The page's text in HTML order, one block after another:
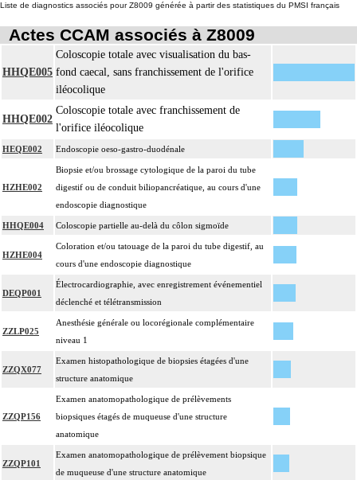
Liste de diagnostics associés pour Z8009 générée à partir des statistiques du PMSI français
Actes CCAM associés à Z8009
HHQE005
Coloscopie totale avec visualisation du bas-
fond caecal, sans franchissement de l'orifice
iléocolique
HHQE002
Coloscopie totale avec franchissement de
l'orifice iléocolique
HEQE002 Endoscopie oeso-gastro-duodénale
HZHE002
Biopsie et/ou brossage cytologique de la paroi du tube
digestif ou de conduit biliopancréatique, au cours d'une
endoscopie diagnostique
HHQE004 Coloscopie partielle au-delà du côlon sigmoïde
HZHE004
Coloration et/ou tatouage de la paroi du tube digestif, au
cours d'une endoscopie diagnostique
DEQP001
Électrocardiographie, avec enregistrement événementiel
déclenché et télétransmission
ZZLP025
Anesthésie générale ou locorégionale complémentaire
niveau 1
ZZQX077
Examen histopathologique de biopsies étagées d'une
structure anatomique
ZZQP156
Examen anatomopathologique de prélèvements
biopsiques étagés de muqueuse d'une structure
anatomique
ZZQP101
Examen anatomopathologique de prélèvement biopsique
de muqueuse d'une structure anatomique